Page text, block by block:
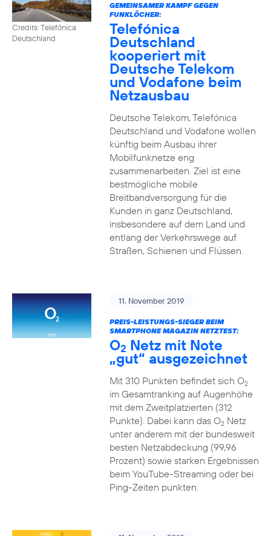
Credits: Telefónica
Deutschland
GEMEINSAMER KAMPF GEGEN
FUNKLÖCHER:
Telefónica
Deutschland
kooperiert mit
Deutsche Telekom
und Vodafone beim
Netzausbau
Deutsche Telekom, Telefónica
Deutschland und Vodafone wollen
künftig beim Ausbau ihrer
Mobilfunknetze eng
zusammenarbeiten. Ziel ist eine
bestmögliche mobile
Breitbandversorgung für die
Kunden in ganz Deutschland,
insbesondere auf dem Land und
entlang der Verkehrswege auf
Straßen, Schienen und Flüssen.
11. November 2019
PREIS-LEISTUNGS-SIEGER BEIM
SMARTPHONE MAGAZIN NETZTEST:
O2 Netz mit Note
„gut“ ausgezeichnet
Mit 310 Punkten befindet sich O2
im Gesamtranking auf Augenhöhe
mit dem Zweitplatzierten (312
Punkte). Dabei kann das O2Netz
unter anderem mit der bundesweit
besten Netzabdeckung (99,96
Prozent) sowie starken Ergebnissen
beim YouTube-Streaming oder bei
Ping-Zeiten punkten.